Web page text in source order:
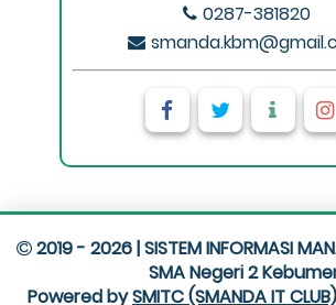
0287-381820
2019 - 2026 | SISTEM INFORMASI
SMA Negeri 2
Powered bySMITC (SMANDA IT CLUB)